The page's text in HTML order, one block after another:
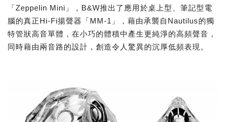
「Zeppelin Mini」，B&W推出了應用於桌上型、筆記型電
腦的真正Hi-Fi揚聲器「MM-1」，藉由承襲自Nautilus的獨
特管狀高音單體，在小巧的體積中產生更純淨的高頻聲音，
同時藉由兩音路的設計，創造令人驚異的沉厚低頻表現。